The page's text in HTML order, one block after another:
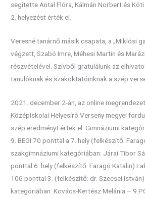
segítette Antal Flóra, Kálmán Norbert és
2. helyezést érték el.
Veresné tanárnő másik csapata, a „Miklósi
végzett, Szabó Imre, Méhesi Martin és
részvételével. Szívből gratulálunk az
tanulóknak és szakoktatóinknak a szép
2021. december 2-án, az online
Középiskolai Helyesíró Verseny megyei
szép eredményt értek el: Gimnáziumi
9. BEGI 70 ponttal a 7. hely (felkészítő:
szakgimnáziumi kategóriában: Járai Tibor
ponttal 6. hely (felkészítő: Faragó Katalin)
106 ponttal 3. (felkészítő: dr. Szecsei
kategóriában: Kovács-Kertész Melánia –